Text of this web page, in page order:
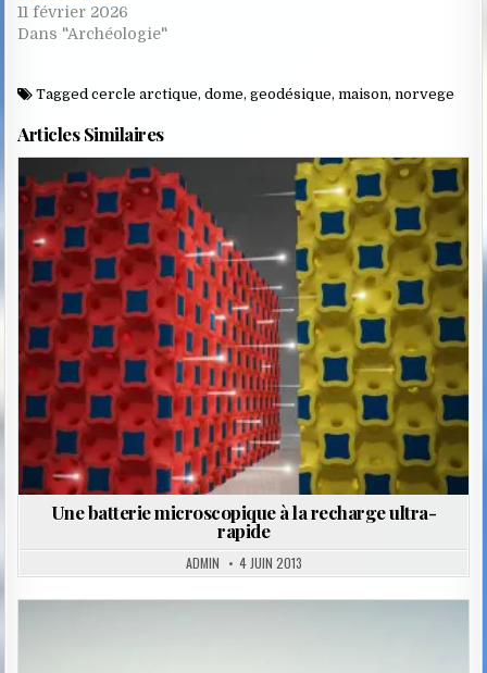
11 février 2026
Dans "Archéologie"
Taggedcercle arctique,dome,geodésique,maison,norvege
Articles Similaires
Posted
in
Une batterie microscopique à la recharge ultra-
rapide
ADMIN 4 JUIN 2013